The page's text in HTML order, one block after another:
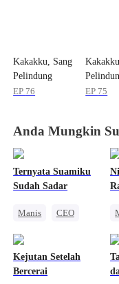
Kakakku, Sang
Pelindung
EP 76 EP 75
Anda Mungkin
Ternyata Suamiku
Sudah Sadar
Manis
CEO
Kejutan Setelah
Bercerai